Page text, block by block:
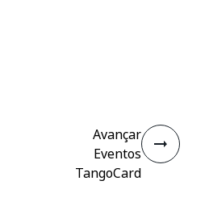
Avançar
Eventos
TangoCard